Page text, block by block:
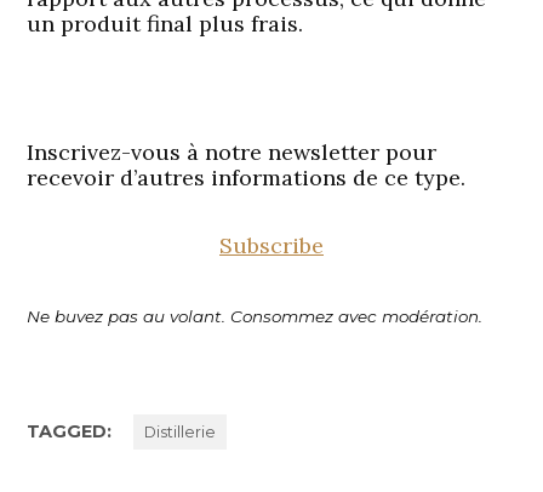
un produit final plus frais.
Inscrivez-vous à notre newsletter pour
recevoir d’autres informations de ce type.
Subscribe
Ne buvez pas au volant. Consommez avec modération.
TAGGED: Distillerie